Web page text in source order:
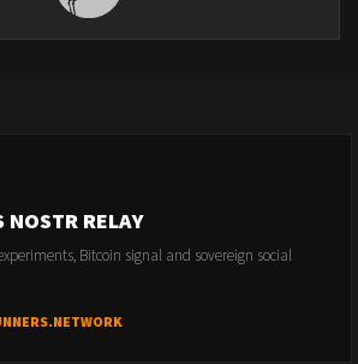
NOSTR RELAY
Bitcoin signal and sovereign social